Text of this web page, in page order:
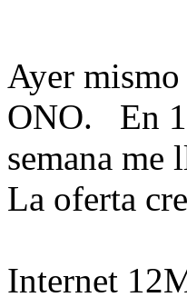
Ayer
ONO. En 1
semana me
La oferta
Internet